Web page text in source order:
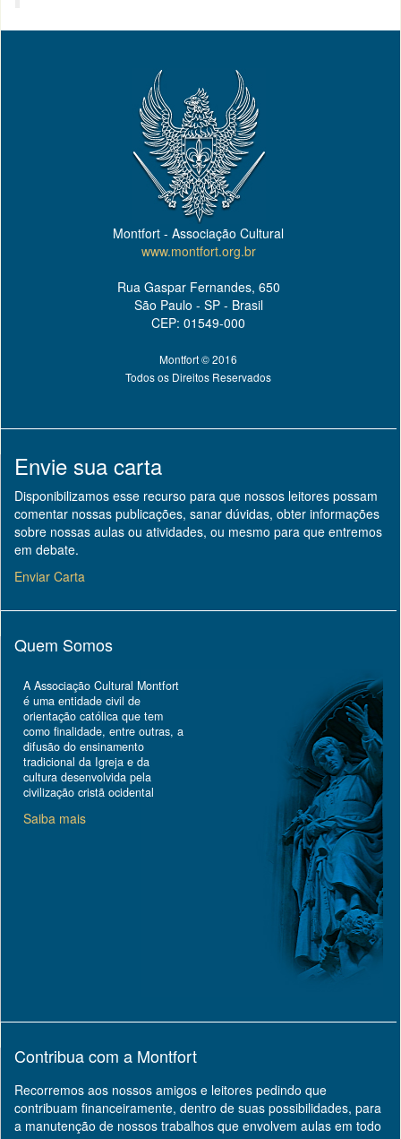
Montfort - Associação Cultural
www.montfort.org.br
Rua Gaspar Fernandes, 650
São Paulo - SP - Brasil
CEP: 01549-000
Montfort © 2016
Todos os Direitos Reservados
Envie sua carta
Disponibilizamos esse recurso para que nossos leitores possam
comentar nossas publicações, sanar dúvidas, obter informações
sobre nossas aulas ou atividades, ou mesmo para que entremos
em debate.
Enviar Carta
Quem Somos
A Associação Cultural Montfort
é uma entidade civil de
orientação católica que tem
como finalidade, entre outras, a
difusão do ensinamento
tradicional da Igreja e da
cultura desenvolvida pela
civilização cristã ocidental
Saiba mais
Contribua com a Montfort
Recorremos aos nossos amigos e leitores pedindo que
contribuam financeiramente, dentro de suas possibilidades, para
a manutenção de nossos trabalhos que envolvem aulas em todo